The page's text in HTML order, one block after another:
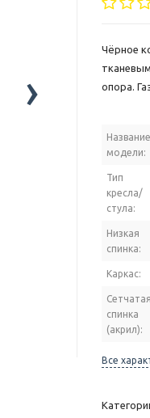
›
Чёрное
опора.
Название
модели:
Тип
кресла/
стула:
Низкая
спинка:
Каркас:
Сетчатая
спинка
(акрил):
Все